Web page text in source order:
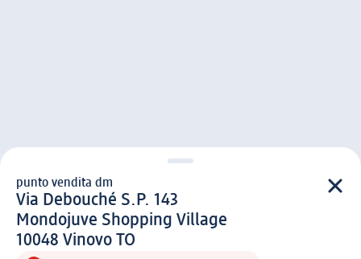
punto vendita d m
punto vendita dm
Via Debouché S.P. 143
Mondojuve Shopping Village
1 0 0 4 8
10048 Vinovo TO